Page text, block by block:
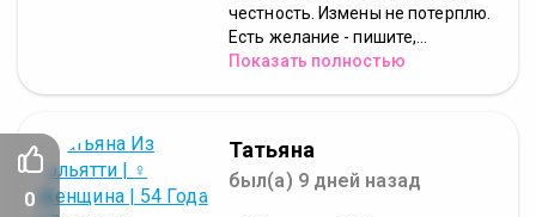
честность. Измены не потерплю.
Есть желание - пишите,...
Показать полностью
Татьяна
был(а) 9 дней назад
0